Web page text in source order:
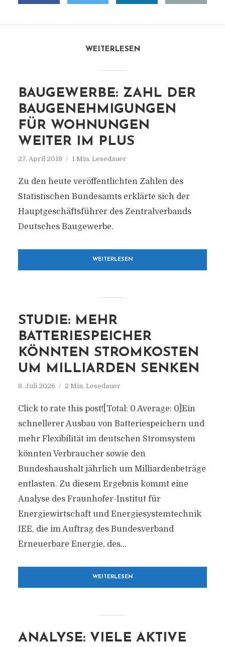
WEITERLESEN
BAUGEWERBE: ZAHL DER
BAUGENEHMIGUNGEN
FÜR WOHNUNGEN
WEITER IM PLUS
27. April 2018 1 Min. Lesedauer
Zu den heute veröffentlichten Zahlen des
Statistischen Bundesamts erklärte sich der
Hauptgeschäftsführer des Zentralverbands
Deutsches Baugewerbe.
WEITERLESEN
STUDIE: MEHR
BATTERIESPEICHER
KÖNNTEN STROMKOSTEN
UM MILLIARDEN SENKEN
8. Juli 2026 2 Min. Lesedauer
Click to rate this post![Total: 0 Average: 0]Ein
schnellerer Ausbau von Batteriespeichern und
mehr Flexibilität im deutschen Stromsystem
könnten Verbraucher sowie den
Bundeshaushalt jährlich um Milliardenbeträge
entlasten. Zu diesem Ergebnis kommt eine
Analyse des Fraunhofer-Institut für
Energiewirtschaft und Energiesystemtechnik
IEE, die im Auftrag des Bundesverband
Erneuerbare Energie, des...
WEITERLESEN
ANALYSE: VIELE AKTIVE